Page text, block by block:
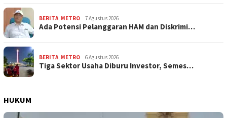
BERITA, METRO 7 Agustus 2026
Ada Potensi Pelanggaran HAM dan Diskrimi…
BERITA, METRO 6 Agustus 2026
Tiga Sektor Usaha Diburu Investor, Semes…
HUKUM